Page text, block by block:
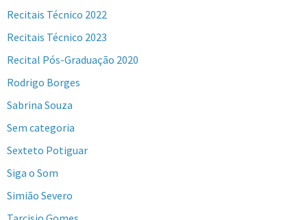
Recitais Técnico 2022
Recitais Técnico 2023
Recital Pós-Graduação 2020
Rodrigo Borges
Sabrina Souza
Sem categoria
Sexteto Potiguar
Siga o Som
Simião Severo